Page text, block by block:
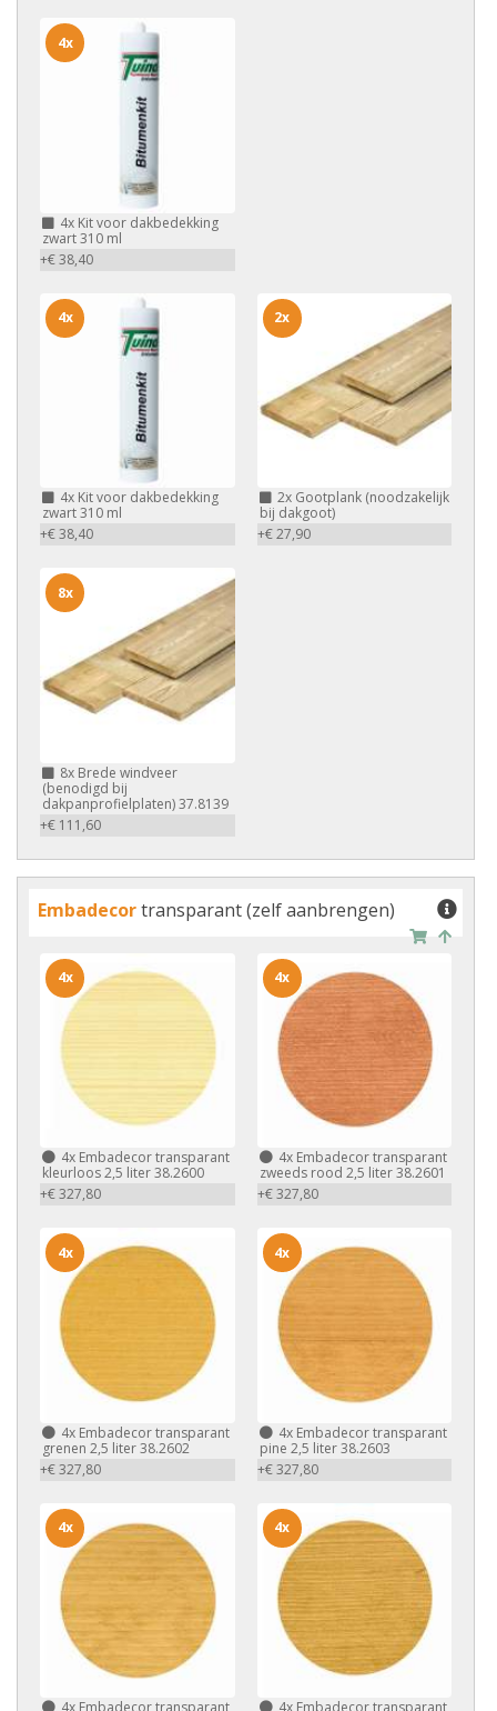
4x Kit voor dakbedekking
zwart 310 ml
+€ 38,40
4x
4x Kit voor dakbedekking
zwart 310 ml
+€ 38,40
4x
2xGootplank (noodzakelijk
bij dakgoot)
+€ 27,90
2x
8x Brede windveer
(benodigd bij
dakpanprofielplaten) 37.8139
+€ 111,60
8x
Embadecortransparant (zelf aanbrengen)
4x Embadecor transparant
kleurloos 2,5 liter 38.2600
+€ 327,80
4x
4xEmbadecor transparant
zweeds rood 2,5 liter 38.2601
+€ 327,80
4x
4x Embadecor transparant
grenen 2,5 liter 38.2602
+€ 327,80
4x
4xEmbadecor transparant
pine 2,5 liter 38.2603
+€ 327,80
4x
4x Embadecor transparant
4x
4xEmbadecor transparant
4x